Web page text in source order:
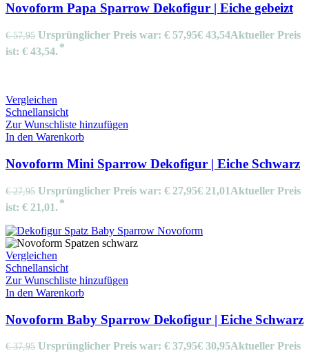
Novoform Papa Sparrow Dekofigur | Eiche gebeizt
€57,95 Ursprünglicher Preis war: € 57,95€ 43,54Aktueller Preis
ist: € 43,54.
Vergleichen
Schnellansicht
Zur Wunschliste hinzufügen
In den Warenkorb
Novoform Mini Sparrow Dekofigur | Eiche Schwarz
€27,95 Ursprünglicher Preis war: € 27,95€ 21,01Aktueller Preis
ist: € 21,01.
Vergleichen
Schnellansicht
Zur Wunschliste hinzufügen
In den Warenkorb
Novoform Baby Sparrow Dekofigur | Eiche Schwarz
€37,95 Ursprünglicher Preis war: € 37,95€ 30,95Aktueller Preis